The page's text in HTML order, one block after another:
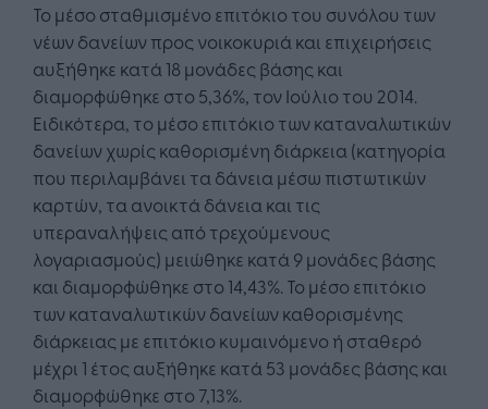
Το μέσο σταθμισμένο επιτόκιο του συνόλου των
νέων δανείων προς νοικοκυριά και επιχειρήσεις
αυξήθηκε κατά 18 μονάδες βάσης και
διαμορφώθηκε στο 5,36%, τον Ιούλιο του 2014.
Ειδικότερα, το μέσο επιτόκιο των καταναλωτικών
δανείων χωρίς καθορισμένη διάρκεια (κατηγορία
που περιλαμβάνει τα δάνεια μέσω πιστωτικών
καρτών, τα ανοικτά δάνεια και τις
υπεραναλήψεις από τρεχούμενους
λογαριασμούς) μειώθηκε κατά 9 μονάδες βάσης
και διαμορφώθηκε στο 14,43%. Το μέσο επιτόκιο
των καταναλωτικών δανείων καθορισμένης
διάρκειας με επιτόκιο κυμαινόμενο ή σταθερό
μέχρι 1 έτος αυξήθηκε κατά 53 μονάδες βάσης και
διαμορφώθηκε στο 7,13%.